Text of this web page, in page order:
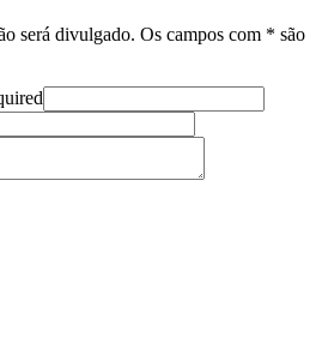
será divulgado. Os campos com * são